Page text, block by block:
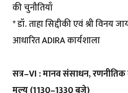
की चुनौतियाँ
* डॉ. ताहा सिद्दीकी एवं श्री विनय
आधारित ADIRA कार्यशाला
सत्र–VI : मानव संसाधन, रणनीतिक